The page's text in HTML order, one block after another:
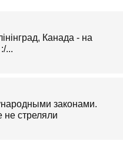
Канада - на
...
законами.
стреляли